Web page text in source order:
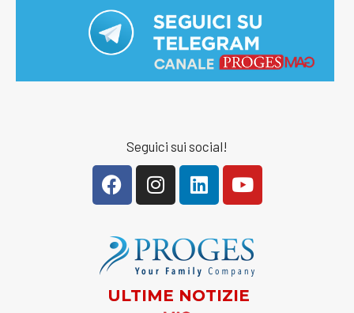
Seguici sui social!
ULTIME NOTIZIE